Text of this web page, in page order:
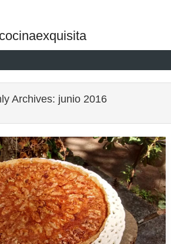
cocinaexquisita
Archives: junio 2016